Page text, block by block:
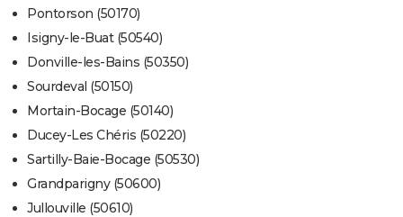
Pontorson (50170)
Isigny-le-Buat (50540)
Donville-les-Bains (50350)
Sourdeval (50150)
Mortain-Bocage (50140)
Ducey-Les Chéris (50220)
Sartilly-Baie-Bocage (50530)
Grandparigny (50600)
Jullouville (50610)